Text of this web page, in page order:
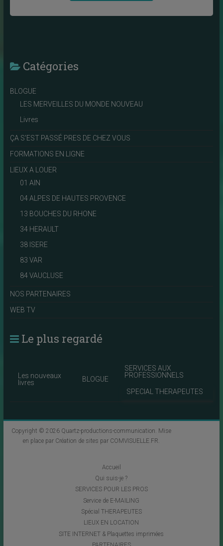
Catégories
BLOGUE
LES MERVEILLES DU MONDE NOUVEAU
Livres
ÇA S'EST PASSÉ PRES DE CHEZ VOUS
FORMATIONS EN LIGNE
LIEUX A LOUER
01 AIN
04 ALPES DE HAUTES PROVENCE
13 BOUCHES DU RHONE
34 HERAULT
38 ISERE
83 VAR
84 VAUCLUSE
NOS PARTENAIRES
WEB TV
Le plus regardé
Les nouveaux
livres
BLOGUE
SERVICES AUX
PROFESSIONNELS
SPECIAL THERAPEUTES
Copyright © 2026 Quartz-productions-communication. Mise
en place par Création de sites par COMVISUELLE.FR.
Accueil
Qui suis-je ?
SERVICES POUR LES PROS
Service de E-MAILING
Spécial THERAPEUTES
LIEUX EN LOCATION
SITE INTERNET & Plaquettes imprimées